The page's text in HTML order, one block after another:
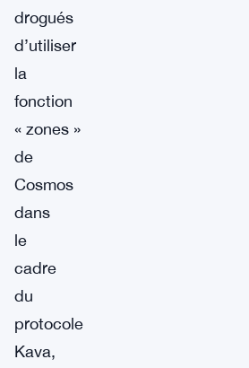
drogués
d’utiliser
la
fonction
« zones »
de
Cosmos
dans
le
cadre
du
protocole
Kava,